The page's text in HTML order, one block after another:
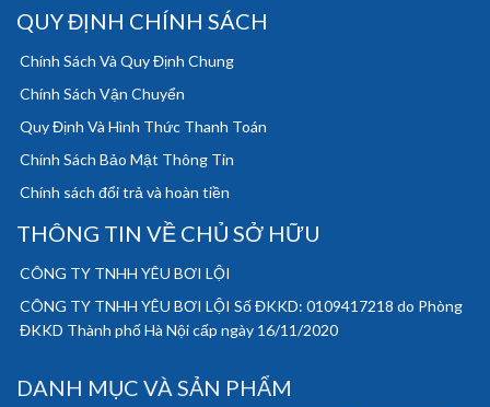
QUY ĐỊNH CHÍNH SÁCH
Chính Sách Và Quy Định Chung
Chính Sách Vận Chuyển
Quy Định Và Hình Thức Thanh Toán
Chính Sách Bảo Mật Thông Tin
Chính sách đổi trả và hoàn tiền
THÔNG TIN VỀ CHỦ SỞ HỮU
CÔNG TY TNHH YÊU BƠI LỘI
CÔNG TY TNHH YÊU BƠI LỘI Số ĐKKD: 0109417218 do Phòng
ĐKKD Thành phố Hà Nội cấp ngày 16/11/2020
DANH MỤC VÀ SẢN PHẨM